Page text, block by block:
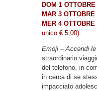
DOM 1
MAR 3
MER 4
unico € 5,00)
Emoji – Accendi
straordinario
del telefono, in
in cerca di se
impacciato